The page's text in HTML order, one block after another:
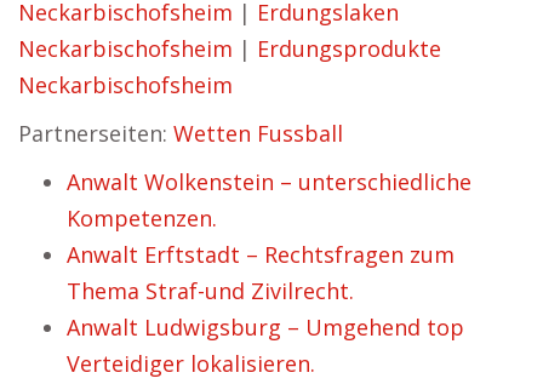
Neckarbischofsheim | Erdungslaken
Neckarbischofsheim | Erdungsprodukte
Neckarbischofsheim
Partnerseiten: Wetten Fussball
Anwalt Wolkenstein – unterschiedliche
Kompetenzen.
Anwalt Erftstadt – Rechtsfragen zum
Thema Straf-und Zivilrecht.
Anwalt Ludwigsburg – Umgehend top
Verteidiger lokalisieren.